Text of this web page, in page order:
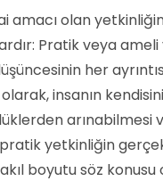
amacı olan
Pratik veya
her
olarak, insanın
arınabilmesi
yetkinliğin
boyutu söz